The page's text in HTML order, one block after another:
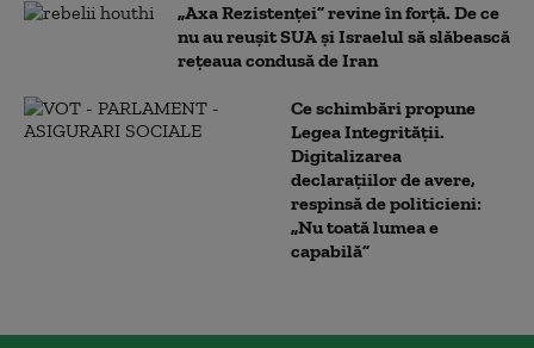
„Axa Rezistenței” revine în forță. De ce
nu au reușit SUA și Israelul să slăbească
rețeaua condusă de Iran
Ce schimbări propune
Legea Integrității.
Digitalizarea
declarațiilor de avere,
respinsă de politicieni:
„Nu toată lumea e
capabilă”